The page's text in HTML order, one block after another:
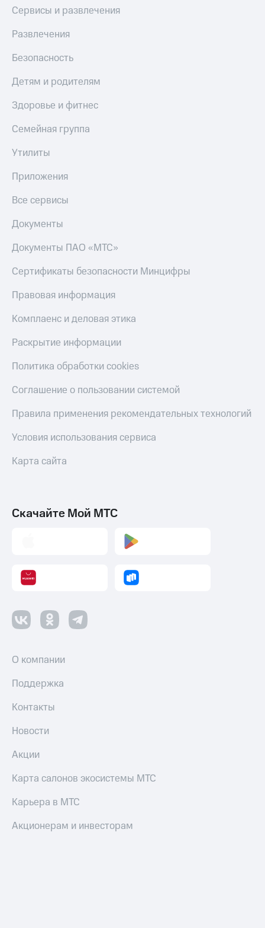
Сервисы и развлечения
Развлечения
Безопасность
Детям и родителям
Здоровье и фитнес
Семейная группа
Утилиты
Приложения
Все сервисы
Документы
Документы ПАО «МТС»
Сертификаты безопасности Минцифры
Правовая информация
Комплаенс и деловая этика
Раскрытие информации
Политика обработки cookies
Соглашение о пользовании системой
Правила применения рекомендательных технологий
Условия использования сервиса
Карта сайта
Скачайте Мой МТС
О компании
Поддержка
Контакты
Новости
Акции
Карта салонов экосистемы МТС
Карьера в МТС
Акционерам и инвесторам